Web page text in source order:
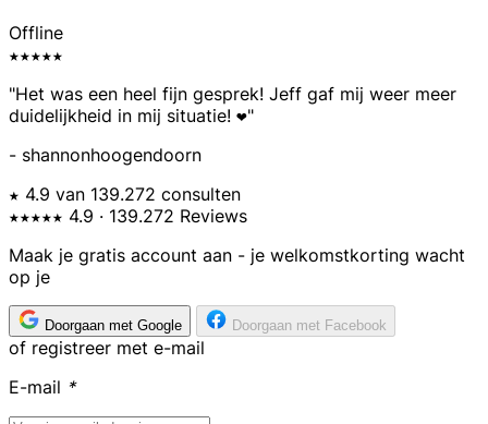
Offline
★★★★★
"Het was een heel fijn gesprek! Jeff gaf mij weer meer
duidelijkheid in mij situatie! ❤️"
- shannonhoogendoorn
★ 4.9 van 139.272 consulten
★★★★★ 4.9 · 139.272 Reviews
Maak je gratis account aan - je welkomstkorting wacht
op je
Doorgaan met Google Doorgaan met Facebook
of registreer met e-mail
E-mail *